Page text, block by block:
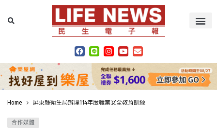
Home 屏東縣衛生局辦理114年度職業安全教育訓練
合作媒體